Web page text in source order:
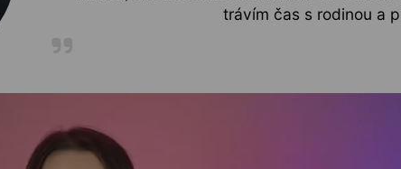
trávím čas s rodinou a